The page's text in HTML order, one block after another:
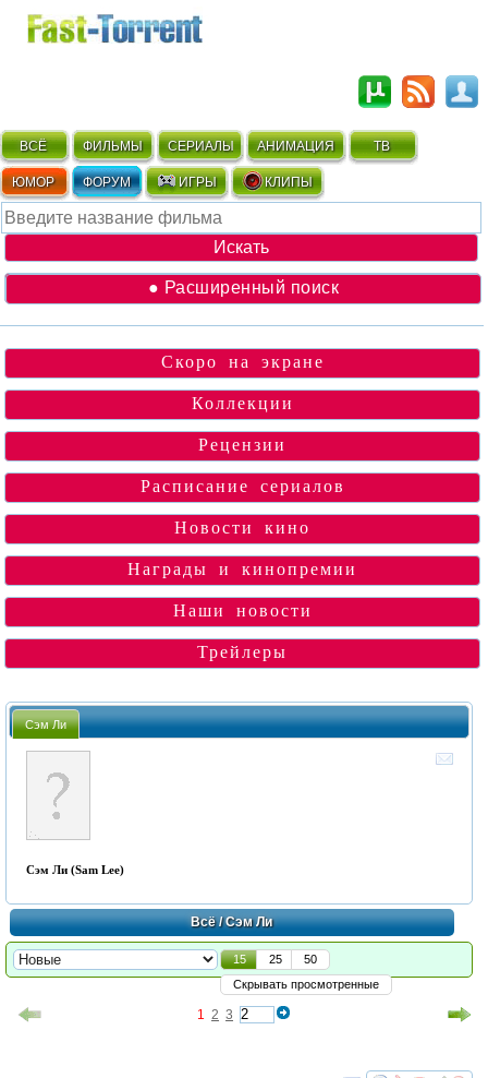
ВСЁ ФИЛЬМЫ СЕРИАЛЫ АНИМАЦИЯ ТВ
ЮМОР ФОРУМ ИГРЫ КЛИПЫ
● Расширенный поиск
Скоро на экране
Коллекции
Рецензии
Расписание сериалов
Новости кино
Награды и кинопремии
Наши новости
Трейлеры
Сэм Ли
Сэм Ли (Sam Lee)
Всё/ Сэм Ли
15 25
50
Скрывать просмотренные
1 2 3